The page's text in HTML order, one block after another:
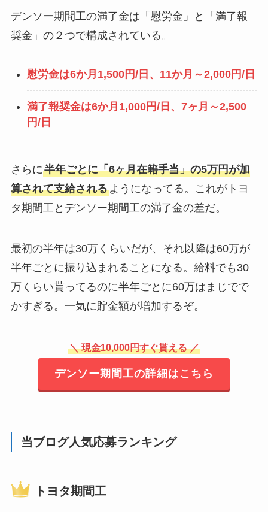
デンソー期間工の満了金は「慰労金」と「満了報
奨金」の２つで構成されている。
慰労金は6か月1,500円/日、11か月～2,000円/日
満了報奨金は6か月1,000円/日、7ヶ月～2,500
円/日
さらに半年ごとに「6ヶ月在籍手当」の5万円が加
算されて支給されるようになってる。これがトヨ
タ期間工とデンソー期間工の満了金の差だ。
最初の半年は30万くらいだが、それ以降は60万が
半年ごとに振り込まれることになる。給料でも30
万くらい貰ってるのに半年ごとに60万はまじでで
かすぎる。一気に貯金額が増加するぞ。
＼ 現金10,000円すぐ貰える ／
デンソー期間工の詳細はこちら
当ブログ人気応募ランキング
トヨタ期間工